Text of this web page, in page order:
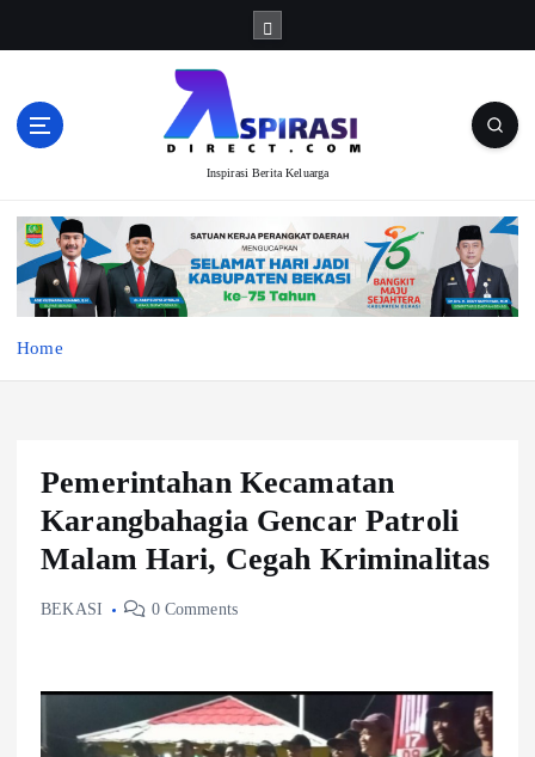
Inspirasi Berita Keluarga
Home
Pemerintahan Kecamatan
Karangbahagia Gencar Patroli
Malam Hari, Cegah Kriminalitas
BEKASI 0 Comments